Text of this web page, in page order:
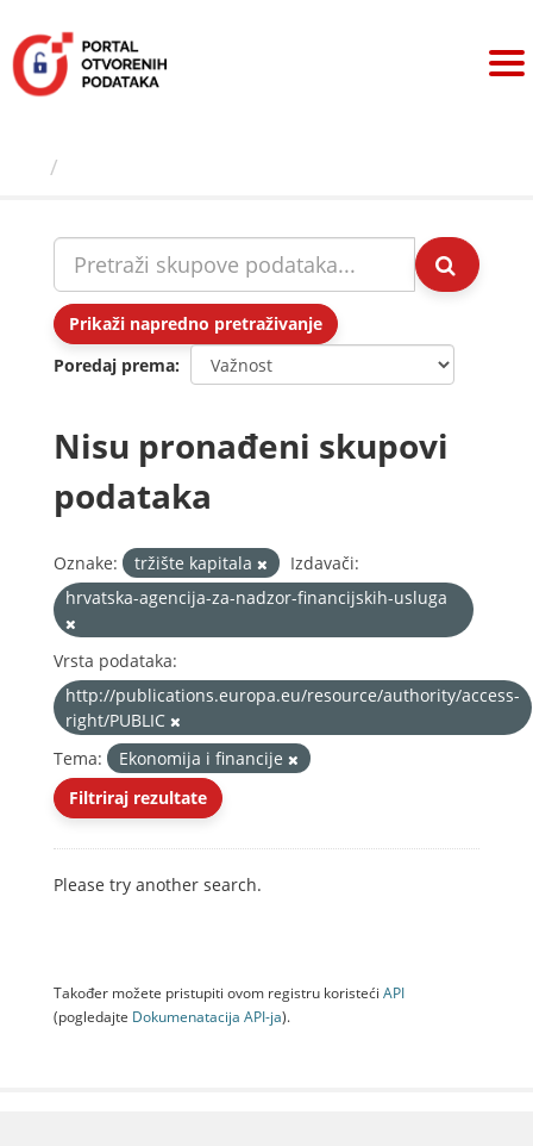
sadržaj
Prikaži napredno pretraživanje
Poredaj prema
Nisu pronađeni skupovi
podataka
Oznake: tržište kapitala
Izdavači:
hrvatska-agencija-za-nadzor-financijskih-usluga
Vrsta podataka:
http://publications.europa.eu/resource/authority/access-
right/PUBLIC
Tema:
Ekonomija i financije
Filtriraj rezultate
Please try another search.
Također možete pristupiti ovom registru koristeći API
(pogledajte Dokumenаtаcijа API-jа).